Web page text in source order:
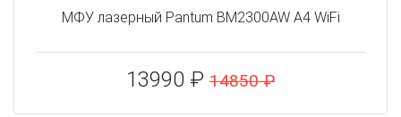
МФУ лазерный Pantum BM2300AW A4 WiFi
13990 ₽ 14850 ₽